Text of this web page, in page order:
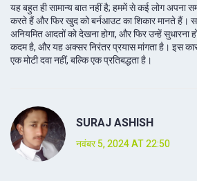
यह बहुत ही सामान्य बात नहीं है; हममें से कई लोग अपना
करते हैं और फिर खुद को बर्नआउट का शिकार मानते हैं।
अनियमित आदतों को देखना होगा, और फिर उन्हें सुधारना
कदम है, और यह अक्सर निरंतर प्रयास मांगता है। इस
एक मोटी दवा नहीं, बल्कि एक प्रतिबद्धता है।
SURAJ ASHISH
नवंबर 5, 2024 AT 22:50